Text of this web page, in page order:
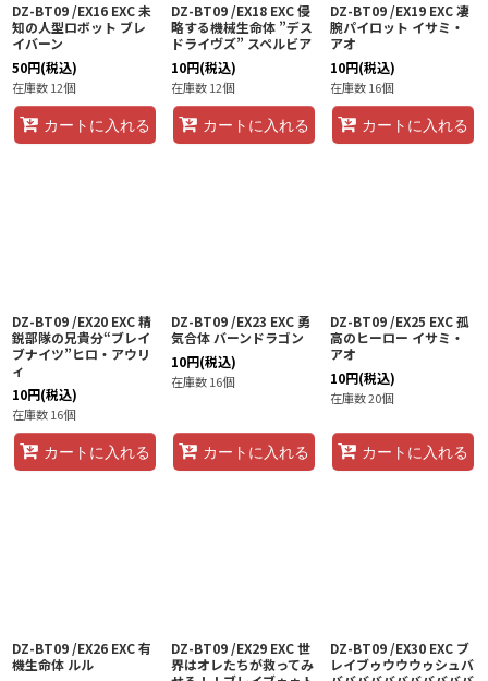
DZ-BT09 /EX16 EXC 未
知の人型ロボット ブレ
イバーン
50円(税込)
在庫数 12個
カートに入れる
DZ-BT09 /EX18 EXC 侵
略する機械生命体 ”デス
ドライヴズ” スペルビア
10円(税込)
在庫数 12個
カートに入れる
DZ-BT09 /EX19 EXC 凄
腕パイロット イサミ・
アオ
10円(税込)
在庫数 16個
カートに入れる
DZ-BT09 /EX20 EXC 精
鋭部隊の兄貴分“ブレイ
ブナイツ”ヒロ・アウリ
ィ
10円(税込)
在庫数 16個
カートに入れる
DZ-BT09 /EX23 EXC 勇
気合体 バーンドラゴン
10円(税込)
在庫数 16個
カートに入れる
DZ-BT09 /EX25 EXC 孤
高のヒーロー イサミ・
アオ
10円(税込)
在庫数 20個
カートに入れる
DZ-BT09 /EX26 EXC 有
機生命体 ルル
DZ-BT09 /EX29 EXC 世
界はオレたちが救ってみ
DZ-BT09 /EX30 EXC ブ
レイブゥウウウゥシュバ